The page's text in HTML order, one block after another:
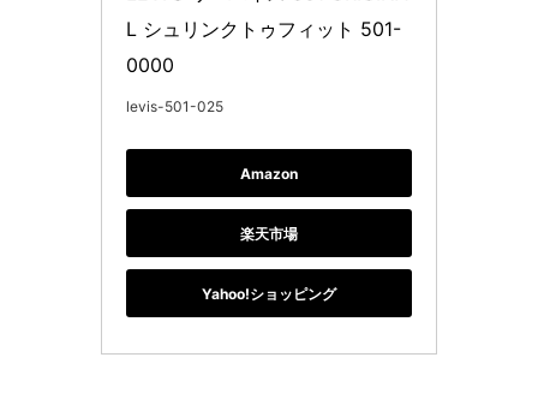
L シュリンクトゥフィット 501-
0000
levis-501-025
Amazon
楽天市場
Yahoo!ショッピング